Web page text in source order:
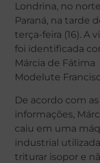
Londrina, no
Paraná, na tarde
terça-feira (16). A
foi identificada
Márcia de Fátima
Modelute
De acordo com as
informações,
caiu em uma
industrial
triturar isopor e